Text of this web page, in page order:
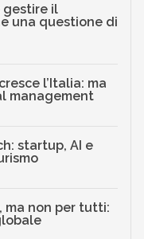
gestire il
una questione di
l’Italia: ma
management
startup, AI e
ma non per tutti: